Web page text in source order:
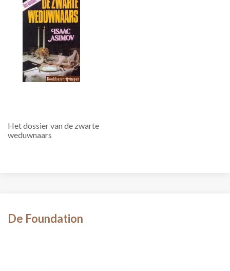
Het dossier van de zwarte
weduwnaars
De Foundation